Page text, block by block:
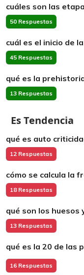
cuáles son las
50 Respuestas
cuál es el inicio de
45 Respuestas
qué es la
13 Respuestas
Es Tendencia
qué es auto
12 Respuestas
cómo se calcula la
18 Respuestas
qué son los huesos
13 Respuestas
qué es la 20 de las
16 Respuestas